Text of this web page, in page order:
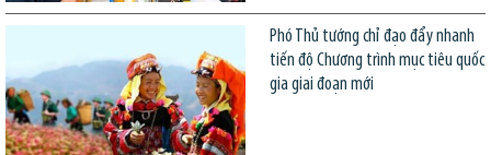
Phó Thủ tướng chỉ đạo đẩy nhanh
tiến độ Chương trình mục tiêu quốc
gia giai đoạn mới